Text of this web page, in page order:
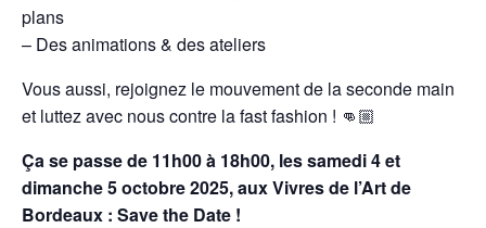
plans
– Des animations & des ateliers
Vous aussi, rejoignez le mouvement de la seconde main
et luttez avec nous contre la fast fashion ! 👊🏼
Ça se passe de 11h00 à 18h00, les samedi 4 et
dimanche 5 octobre 2025, aux Vivres de l’Art de
Bordeaux : Save the Date !